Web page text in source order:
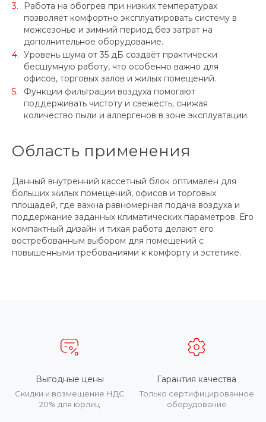
Работа на обогрев при низких температурах
позволяет комфортно эксплуатировать систему в
межсезонье и зимний период без затрат на
дополнительное оборудование.
Уровень шума от 35 дБ создаёт практически
бесшумную работу, что особенно важно для
офисов, торговых залов и жилых помещений.
Функции фильтрации воздуха помогают
поддерживать чистоту и свежесть, снижая
количество пыли и аллергенов в зоне эксплуатации.
Область применения
Данный внутренний кассетный блок оптимален для
больших жилых помещений, офисов и торговых
площадей, где важна равномерная подача воздуха и
поддержание заданных климатических параметров. Его
компактный дизайн и тихая работа делают его
востребованным выбором для помещений с
повышенными требованиями к комфорту и эстетике.
Выгодные цены
Скидки и возмещение НДС
20% для юрлиц
Гарантия качества
Только сертифицированное
оборудование